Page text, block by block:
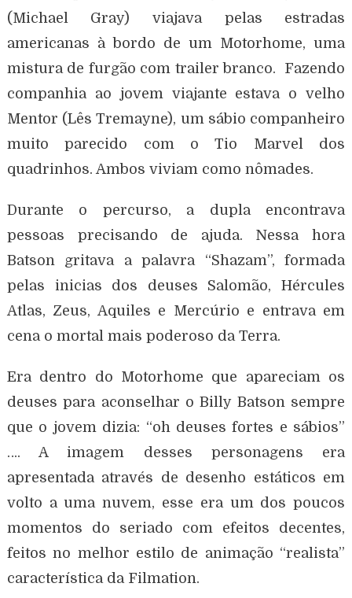
(Michael Gray) viajava pelas estradas
americanas à bordo de um Motorhome, uma
mistura de furgão com trailer branco. Fazendo
companhia ao jovem viajante estava o velho
Mentor (Lês Tremayne), um sábio companheiro
muito parecido com o Tio Marvel dos
quadrinhos. Ambos viviam como nômades.
Durante o percurso, a dupla encontrava
pessoas precisando de ajuda. Nessa hora
Batson gritava a palavra “Shazam”, formada
pelas inicias dos deuses Salomão, Hércules
Atlas, Zeus, Aquiles e Mercúrio e entrava em
cena o mortal mais poderoso da Terra.
Era dentro do Motorhome que apareciam os
deuses para aconselhar o Billy Batson sempre
que o jovem dizia: “oh deuses fortes e sábios”
…. A imagem desses personagens era
apresentada através de desenho estáticos em
volto a uma nuvem, esse era um dos poucos
momentos do seriado com efeitos decentes,
feitos no melhor estilo de animação “realista”
característica da Filmation.